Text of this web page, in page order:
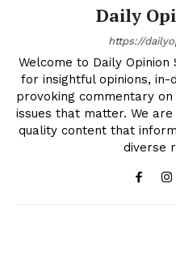
Daily
https://
Welcome to Daily
for insightful opinions,
provoking commentary
issues that matter. We
quality content that
diverse